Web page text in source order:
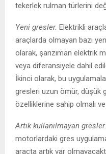
tekerlek rulman türlerini
Yeni gresler. Elektrikli
araçlarda olmayan bazı
olarak, şanzıman elektrik
veya diferansiyele dahil
İkinci olarak, bu
gresleri uzun ömür, düşük
özelliklerine sahip olmalı
Artık kullanılmayan gresler.
motorlardaki gres
araçta artık var